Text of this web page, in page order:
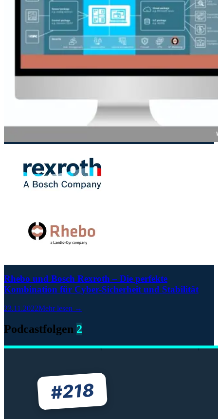
Rhebo und Bosch Rexroth – Die perfekte
Kombination für Cyber-Sicherheit und Stabilität
23.11.2022Mehr lesen →
Podcastfolgen 2
#218